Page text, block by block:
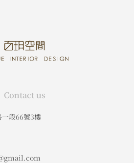
Contact us
一段66號3樓